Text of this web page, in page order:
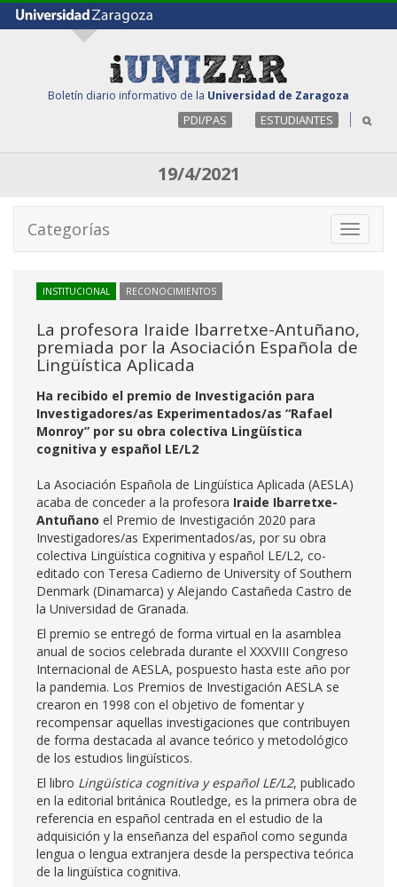
Boletín diario informativo de la Universidad de Zaragoza
PDI/PAS ESTUDIANTES
19/4/2021
Toggle
Categorías
INSTITUCIONAL RECONOCIMIENTOS
La profesora Iraide Ibarretxe-Antuñano,
premiada por la Asociación Española de
Lingüística Aplicada
Ha recibido el premio de Investigación para
Investigadores/as Experimentados/as “Rafael
Monroy” por su obra colectiva Lingüística
cognitiva y español LE/L2
La Asociación Española de Lingüística Aplicada (AESLA)
acaba de conceder a la profesora Iraide Ibarretxe-
Antuñano el Premio de Investigación 2020 para
Investigadores/as Experimentados/as, por su obra
colectiva Lingüística cognitiva y español LE/L2, co-
editado con Teresa Cadierno de University of Southern
Denmark (Dinamarca) y Alejando Castañeda Castro de
la Universidad de Granada.
El premio se entregó de forma virtual en la asamblea
anual de socios celebrada durante el XXXVIII Congreso
Internacional de AESLA, pospuesto hasta este año por
la pandemia. Los Premios de Investigación AESLA se
crearon en 1998 con el objetivo de fomentar y
recompensar aquellas investigaciones que contribuyen
de forma destacada al avance teórico y metodológico
de los estudios lingüísticos.
El libro Lingüística cognitiva y español LE/L2, publicado
en la editorial británica Routledge, es la primera obra de
referencia en español centrada en el estudio de la
adquisición y la enseñanza del español como segunda
lengua o lengua extranjera desde la perspectiva teórica
de la lingüística cognitiva.